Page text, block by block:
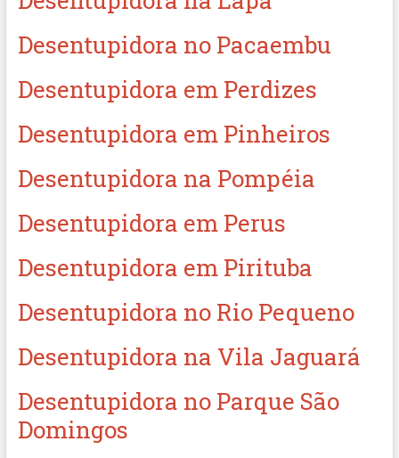
Desentupidora no Pacaembu
Desentupidora em Perdizes
Desentupidora em Pinheiros
Desentupidora na Pompéia
Desentupidora em Perus
Desentupidora em Pirituba
Desentupidora no Rio Pequeno
Desentupidora na Vila Jaguará
Desentupidora no Parque São
Domingos